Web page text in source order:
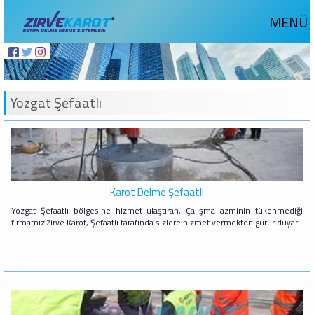
MENÜ
Yozgat Şefaatlı
Karot Delme Şefaatli
Yozgat Şefaatlı bölgesine hizmet ulaştıran, Çalışma azminin tükenmediği
firmamız Zirve Karot, Şefaatlı tarafında sizlere hizmet vermekten gurur duyar.